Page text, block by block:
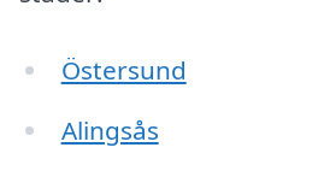
Östersund
Alingsås